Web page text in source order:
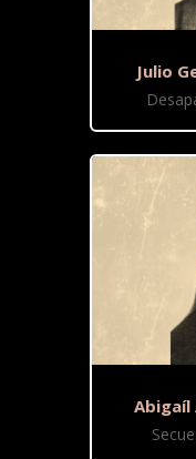
Julio